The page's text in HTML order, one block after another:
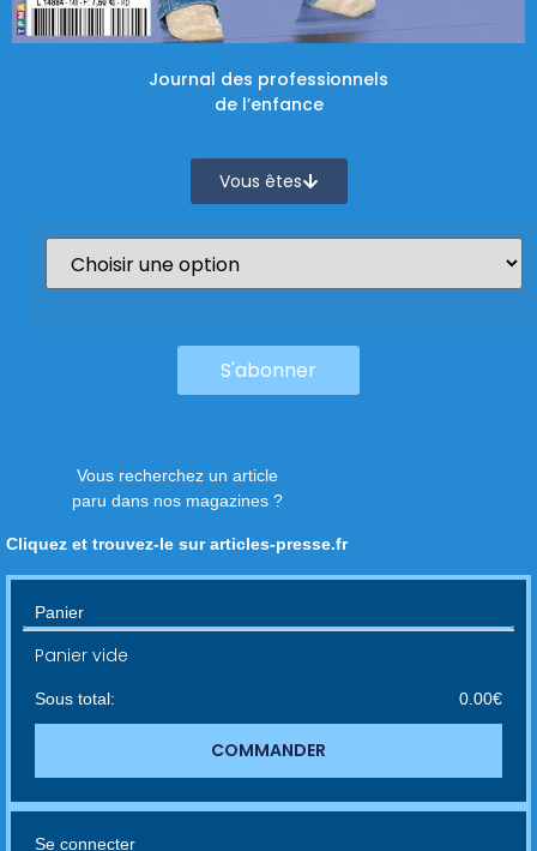
Journal des professionnels
de l’enfance
Vous êtes
Vous recherchez un article
paru dans nos magazines ?
Cliquez et trouvez-le sur articles-presse.fr
Panier
Panier vide
Sous total: 0.00€
COMMANDER
Se connecter